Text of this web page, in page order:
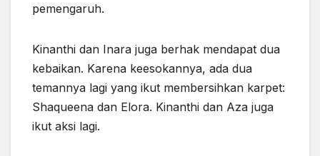
pemengaruh.
Kinanthi dan Inara juga berhak mendapat dua
kebaikan. Karena keesokannya, ada dua
temannya lagi yang ikut membersihkan karpet:
Shaqueena dan Elora. Kinanthi dan Aza juga
ikut aksi lagi.